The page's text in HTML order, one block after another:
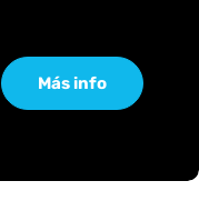
Más info